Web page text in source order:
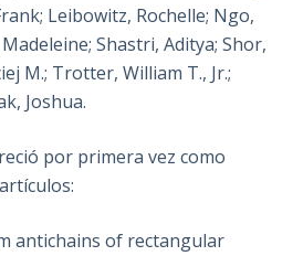
Leibowitz, Rochelle; Ngo,
Shastri, Aditya; Shor,
M.; Trotter, William T., Jr.;
Joshua.
por primera vez como
antichains of rectangular